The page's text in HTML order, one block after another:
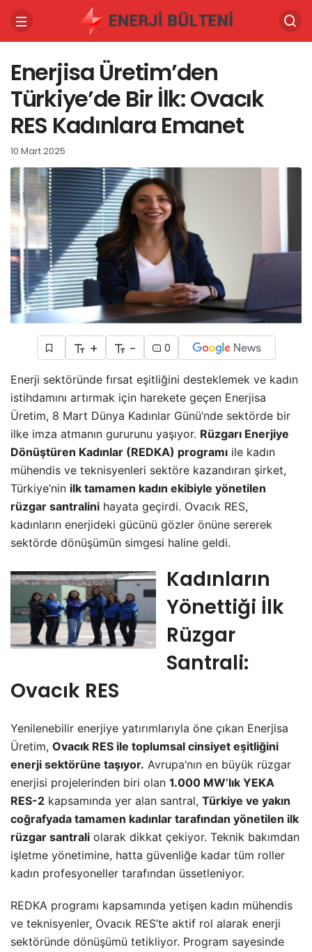
Enerjisa Üretim’den
Türkiye’de Bir İlk: Ovacık
RES Kadınlara Emanet
10 Mart 2025
+ - 0
Enerji sektöründe fırsat eşitliğini desteklemek ve kadın
istihdamını artırmak için harekete geçen Enerjisa
Üretim, 8 Mart Dünya Kadınlar Günü’nde sektörde bir
ilke imza atmanın gururunu yaşıyor. Rüzgarı Enerjiye
Dönüştüren Kadınlar (REDKA) programı ile kadın
mühendis ve teknisyenleri sektöre kazandıran şirket,
Türkiye’nin ilk tamamen kadın ekibiyle yönetilen
rüzgar santralini hayata geçirdi. Ovacık RES,
kadınların enerjideki gücünü gözler önüne sererek
sektörde dönüşümün simgesi haline geldi.
Kadınların
Yönettiği İlk
Rüzgar
Santrali:
Ovacık RES
Yenilenebilir enerjiye yatırımlarıyla öne çıkan Enerjisa
Üretim, Ovacık RES ile toplumsal cinsiyet eşitliğini
enerji sektörüne taşıyor. Avrupa’nın en büyük rüzgar
enerjisi projelerinden biri olan 1.000 MW’lık YEKA
RES-2 kapsamında yer alan santral, Türkiye ve yakın
coğrafyada tamamen kadınlar tarafından yönetilen ilk
rüzgar santrali olarak dikkat çekiyor. Teknik bakımdan
işletme yönetimine, hatta güvenliğe kadar tüm roller
kadın profesyoneller tarafından üssetleniyor.
REDKA programı kapsamında yetişen kadın mühendis
ve teknisyenler, Ovacık RES’te aktif rol alarak enerji
sektöründe dönüşümü tetikliyor. Program sayesinde